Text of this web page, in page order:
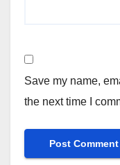
Save my name,
the next time I